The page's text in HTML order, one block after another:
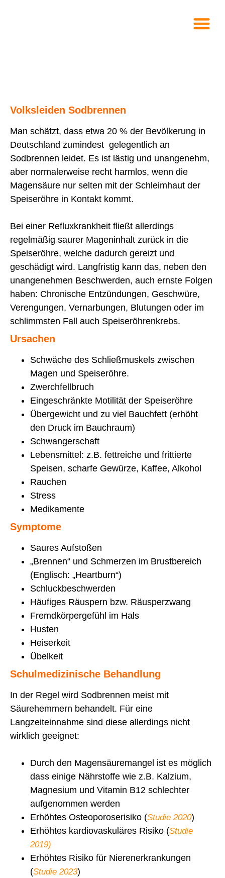
Volksleiden Sodbrennen
Man schätzt, dass etwa 20 % der Bevölkerung in
Deutschland zumindest gelegentlich an
Sodbrennen leidet. Es ist lästig und unangenehm,
aber normalerweise recht harmlos, wenn die
Magensäure nur selten mit der Schleimhaut der
Speiseröhre in Kontakt kommt.
Bei einer Refluxkrankheit fließt allerdings
regelmäßig saurer Mageninhalt zurück in die
Speiseröhre, welche dadurch gereizt und
geschädigt wird. Langfristig kann das, neben den
unangenehmen Beschwerden, auch ernste Folgen
haben: Chronische Entzündungen, Geschwüre,
Verengungen, Vernarbungen, Blutungen oder im
schlimmsten Fall auch Speiseröhrenkrebs.
Ursachen
Schwäche des Schließmuskels zwischen
Magen und Speiseröhre.
Zwerchfellbruch
Eingeschränkte Motilität der Speiseröhre
Übergewicht und zu viel Bauchfett (erhöht
den Druck im Bauchraum)
Schwangerschaft
Lebensmittel: z.B. fettreiche und frittierte
Speisen, scharfe Gewürze, Kaffee, Alkohol
Rauchen
Stress
Medikamente
Symptome
Saures Aufstoßen
„Brennen“ und Schmerzen im Brustbereich
(Englisch: „Heartburn“)
Schluckbeschwerden
Häufiges Räuspern bzw. Räusperzwang
Fremdkörpergefühl im Hals
Husten
Heiserkeit
Übelkeit
Schulmedizinische Behandlung
In der Regel wird Sodbrennen meist mit
Säurehemmern behandelt. Für eine
Langzeiteinnahme sind diese allerdings nicht
wirklich geeignet:
Durch den Magensäuremangel ist es möglich
dass einige Nährstoffe wie z.B. Kalzium,
Magnesium und Vitamin B12 schlechter
aufgenommen werden
Erhöhtes Osteoporoserisiko (Studie 2020)
Erhöhtes kardiovaskuläres Risiko (Studie
2019)
Erhöhtes Risiko für Nierenerkrankungen
(Studie 2023)